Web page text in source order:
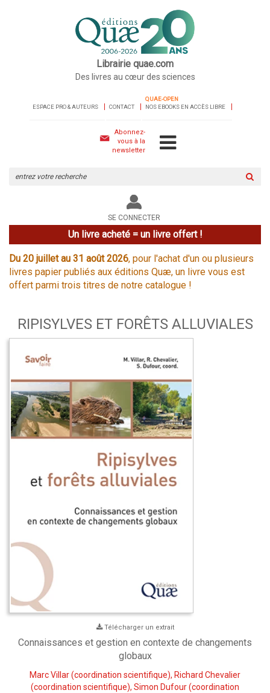
Librairie quae.com
Des livres au cœur des sciences
ESPACE PRO & AUTEURS CONTACT
QUAE-OPEN
NOS EBOOKS EN ACCÈS LIBRE
Abonnez-
vous à la
newsletter
le
site
SE CONNECTER
Un livre acheté = un livre offert !
Du 20 juillet au 31 août 2026, pour l'achat d'un ou plusieurs
livres papier publiés aux éditions Quæ, un livre vous est
offert parmi trois titres de notre catalogue !
RIPISYLVES ET FORÊTS ALLUVIALES
Télécharger un extrait
Connaissances et gestion en contexte de changements
globaux
Marc Villar(coordination scientifique), Richard Chevalier
(coordination scientifique), Simon Dufour(coordination